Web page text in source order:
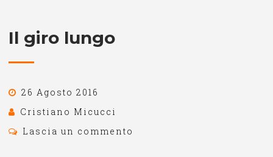
Il giro lungo
26 Agosto 2016
Cristiano Micucci
Lascia un commento